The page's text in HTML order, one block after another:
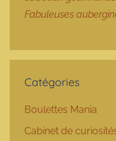
Fabuleuses
Catégories
Boulettes Mania
Cabinet de